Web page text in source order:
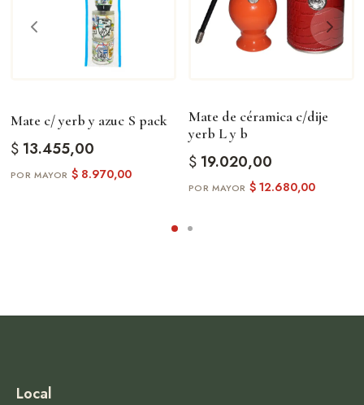
Mate c/ yerb y azuc S pack
$13.455,00
$8.970,00
Mate de céramica c/dije
yerb L y b
$19.020,00
$12.680,00
Local